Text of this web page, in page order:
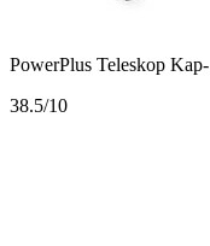
PowerPlus Teleskop Kap-
38.5/10